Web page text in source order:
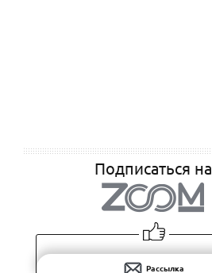
Подписаться на
Рассылка